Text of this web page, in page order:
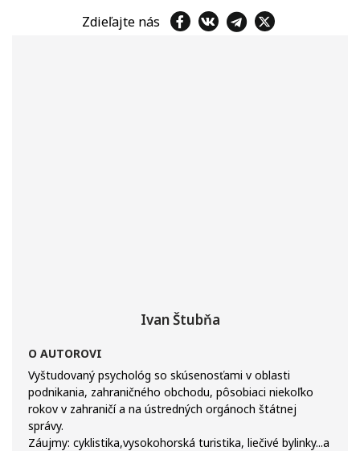
Zdieľajte nás
Ivan Štubňa
O AUTOROVI
Vyštudovaný psychológ so skúsenosťami v oblasti
podnikania, zahraničného obchodu, pôsobiaci niekoľko
rokov v zahraničí a na ústredných orgánoch štátnej
správy.
Záujmy: cyklistika,vysokohorská turistika, liečivé bylinky...a